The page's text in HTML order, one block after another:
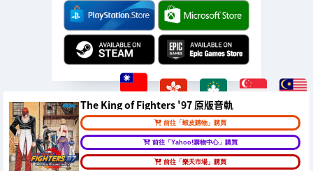
The King of Fighters '97 原版音軌
前往「蝦皮購物」購買
前往「Yahoo!購物中心」購買
前往「樂天市場」購買